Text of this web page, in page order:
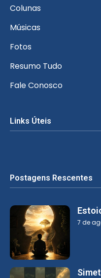
Colunas
Músicas
Fotos
Resumo Tudo
Fale Conosco
Links Úteis
Postagens Rescentes
7 de